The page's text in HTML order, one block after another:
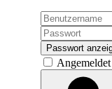
Passwort